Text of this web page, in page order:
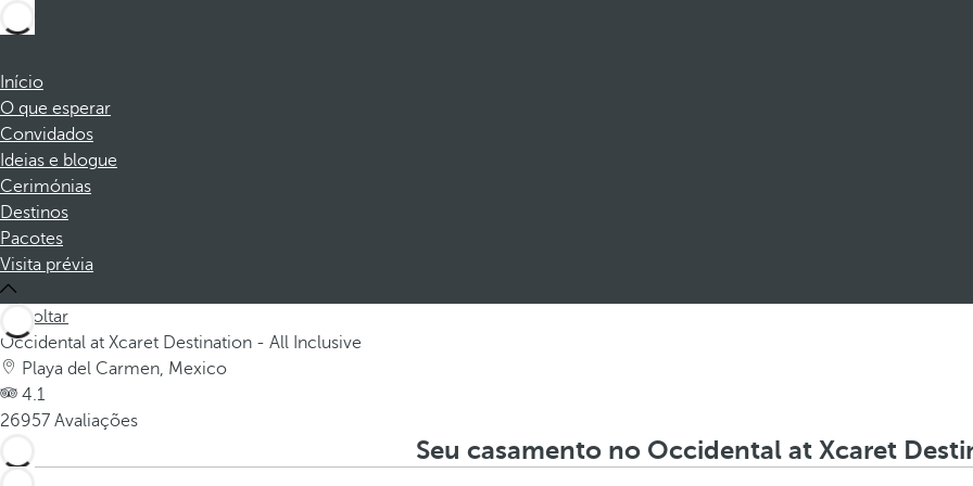
Início
O que esperar
Convidados
Ideias e blogue
Cerimónias
Destinos
Pacotes
Visita prévia
Voltar
Occidental at Xcaret Destination - All Inclusive
Playa del Carmen, Mexico
4.1
26957 Avaliações
Seu casamento no Occidental at Xcaret